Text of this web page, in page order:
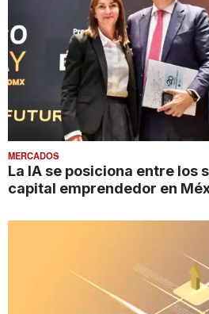
MERCADOS
La IA se posiciona entre los
capital emprendedor en